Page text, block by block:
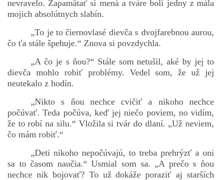
nevravelo. Zapamätať si mená a tváre boli jedny z mála
mojich absolútnych slabín.
„To je to čiernovlasé dievča s dvojfarebnou aurou,
čo ťa stále špehuje.“ Znova si povzdychla.
„A čo je s ňou?“ Stále som netušil, aké by jej to
dievča mohlo robiť problémy. Vedel som, že už jej
neutekalo z hodín.
„Nikto s ňou nechce cvičiť a nikoho nechce
počúvať. Teda počúva, keď jej niečo poviem, no vidím,
že to robí na silu.“ Vložila si tvár do dlaní. „Už neviem,
čo mám robiť.“
„Deti nikoho nepočúvajú, to treba prehrýzť a oni
sa to časom naučia.“ Usmial som sa. „A prečo s ňou
nechce nik bojovať? To už dokáže poraziť aj starších